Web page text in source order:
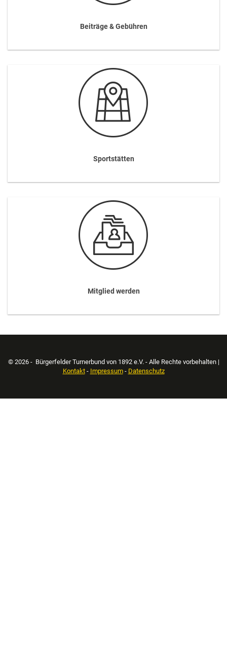
Beiträge & Gebühren
Sportstätten
Mitglied werden
© 2026 - Bürgerfelder Turnerbund von 1892 e.V. - Alle Rechte vorbehalten |
Kontakt- Impressum- Datenschutz